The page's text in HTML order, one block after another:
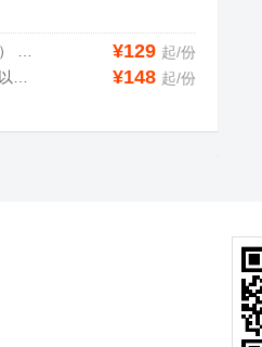
¥129 起/份
【暑期平日特惠】￥148|美林湖温泉·双人票1张（可携带1名1.2米以下儿童） ，仅限暑期周一至周五使用，且需至少提前3小时购买
¥148 起/份